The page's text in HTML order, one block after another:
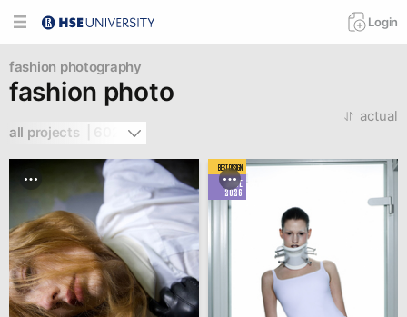
Login
fashion photography
fashion photo
all projects  | 602
actual
BEST DESIGN
JUNE
2026